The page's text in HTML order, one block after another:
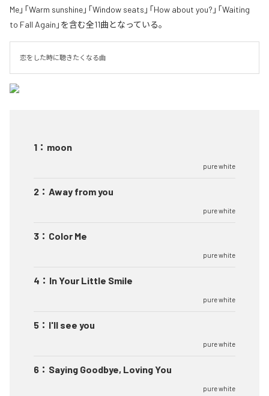
Me」「Warm sunshine」「Window seats」「How about you?」「Waiting
to Fall Again」を含む全11曲となっている。
恋をした時に聴きたくなる曲
1 ： moon
pure white
2 ： Away from you
pure white
3 ： Color Me
pure white
4 ： In Your Little Smile
pure white
5 ： I'll see you
pure white
6 ： Saying Goodbye, Loving You
pure white